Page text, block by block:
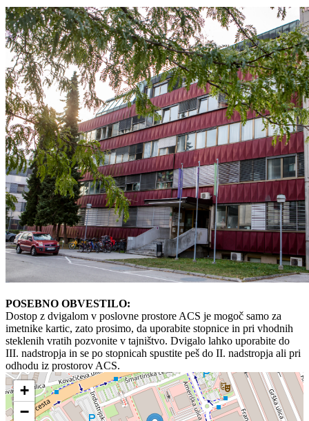
POSEBNO OBVESTILO:
Dostop z dvigalom v poslovne prostore ACS je mogoč samo za
imetnike kartic, zato prosimo, da uporabite stopnice in pri vhodnih
steklenih vratih pozvonite v tajništvo. Dvigalo lahko uporabite do
III. nadstropja in se po stopnicah spustite peš do II. nadstropja ali pri
odhodu iz prostorov ACS.
+
−